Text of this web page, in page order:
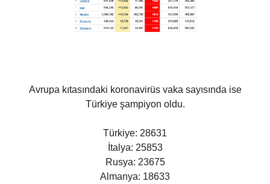
Avrupa kıtasındaki koronavirüs vaka sayısında ise
Türkiye şampiyon oldu.
Türkiye: 28631
İtalya: 25853
Rusya: 23675
Almanya: 18633